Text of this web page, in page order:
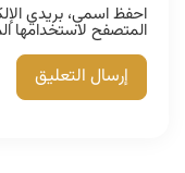
احفظ اسمي، بريدي
المتصفح لاستخدامها